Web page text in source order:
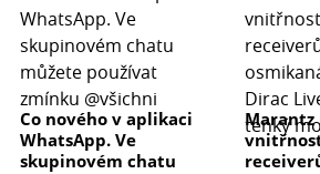
Co nového v aplikaci
WhatsApp. Ve
skupinovém chatu
Marantz